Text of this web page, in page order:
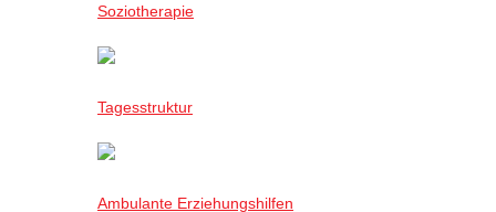
Soziotherapie
Tagesstruktur
Ambulante Erziehungshilfen